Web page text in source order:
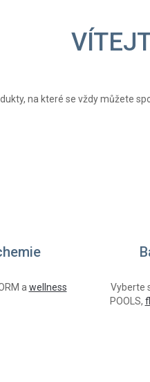
na které se vždy můžete
a wellness
Vyberte
POOLS,